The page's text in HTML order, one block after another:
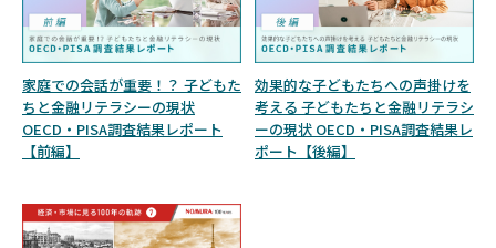
家庭での会話が重要！？ 子どもた
ちと金融リテラシーの現状
OECD・PISA調査結果レポート
【前編】
効果的な子どもたちへの声掛けを
考える 子どもたちと金融リテラシ
ーの現状 OECD・PISA調査結果レ
ポート【後編】